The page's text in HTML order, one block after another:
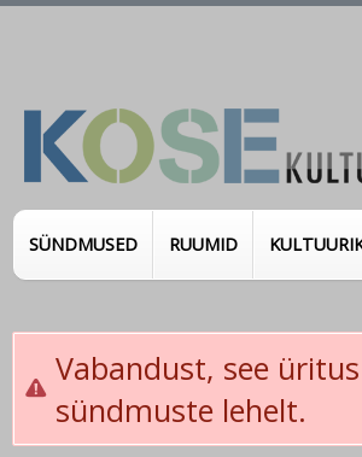
SÜNDMUSED RUUMID
Vabandust, see
sündmuste lehelt.